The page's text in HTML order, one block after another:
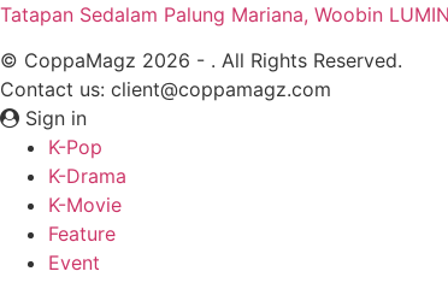
Tatapan Sedalam Palung Mariana, Woobin
© CoppaMagz 2026 - . All Rights Reserved.
Contact us: client@coppamagz.com
Sign in
K-Pop
K-Drama
K-Movie
Feature
Event